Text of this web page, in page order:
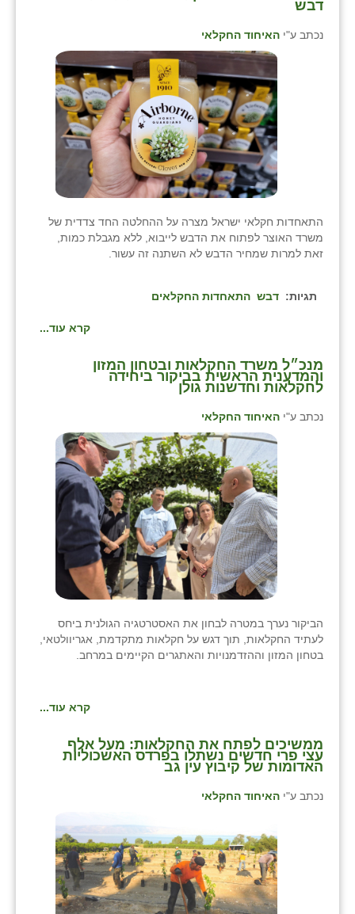
דבש⁩
נכתב ע"י האיחוד החקלאי
התאחדות חקלאי ישראל מצרה על ההחלטה החד צדדית של
משרד האוצר לפתוח את הדבש לייבוא, ללא מגבלת כמות,
זאת למרות שמחיר הדבש לא השתנה זה עשור.
תגיות: דבש התאחדות החקלאים
קרא עוד...
מנכ״ל משרד החקלאות ובטחון המזון
והמדענית הראשית בביקור ביחידה
לחקלאות וחדשנות גולן
נכתב ע"י האיחוד החקלאי
הביקור נערך במטרה לבחון את האסטרטגיה הגולנית ביחס
לעתיד החקלאות, תוך דגש על חקלאות מתקדמת, אגריוולטאי,
בטחון המזון וההזדמנויות והאתגרים הקיימים במרחב.
קרא עוד...
ממשיכים לפתח את החקלאות: מעל אלף
עצי פרי חדשים נשתלו בפרדס האשכוליות
האדומות של קיבוץ עין גב
נכתב ע"י האיחוד החקלאי